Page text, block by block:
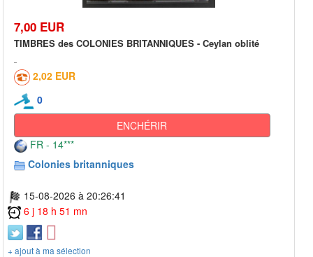
7,00 EUR
TIMBRES des COLONIES BRITANNIQUES - Ceylan oblité
2,02 EUR
0
ENCHÉRIR
FR - 14***
Colonies britanniques
15-08-2026 à 20:26:41
6 j 18 h 51 mn
+ ajout à ma sélection